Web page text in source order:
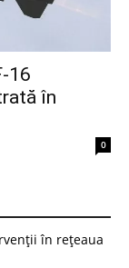
16
în
0
în rețeaua